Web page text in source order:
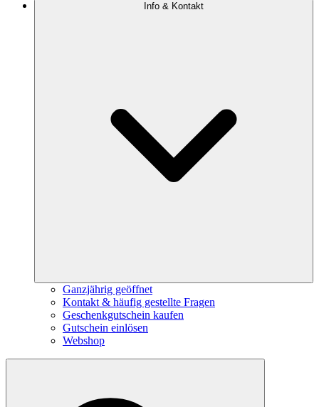
Info & Kontakt
Ganzjährig geöffnet
Kontakt & häufig gestellte Fragen
Geschenkgutschein kaufen
Gutschein einlösen
Webshop